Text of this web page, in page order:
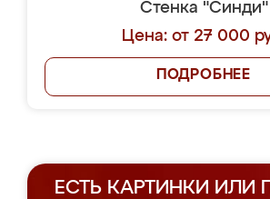
Стенка "Синди"
Цена: от 27 000
ПОДРОБНЕЕ
ЕСТЬ КАРТИНКИ ИЛИ